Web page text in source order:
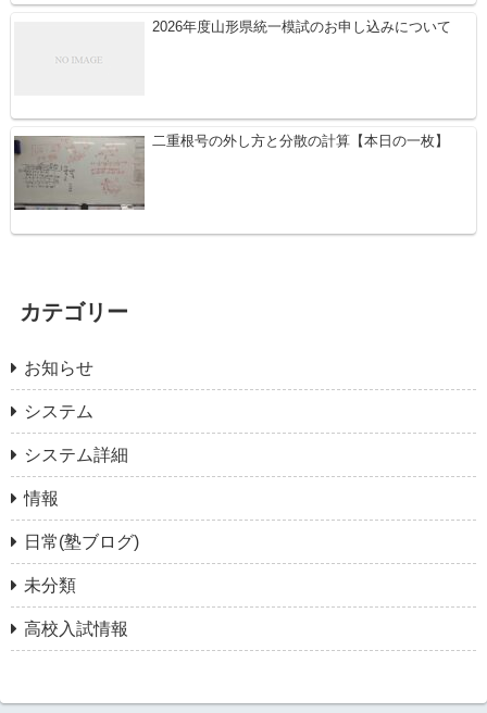
2026年度山形県統一模試のお申し込みについて
二重根号の外し方と分散の計算【本日の一枚】
カテゴリー
お知らせ
システム
システム詳細
情報
日常(塾ブログ)
未分類
高校入試情報